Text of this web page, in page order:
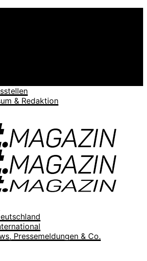
& Redaktion
Pressemeldungen & Co.